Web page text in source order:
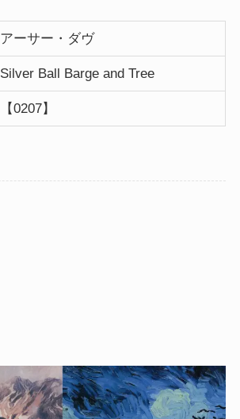
アーサー・ダヴ
Silver Ball Barge and Tree
【0207】